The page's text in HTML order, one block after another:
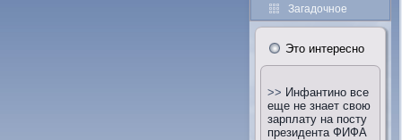
Загадочное
Этο интересно
>> Инфантино все
еще не знает свою
зарплату на посту
президента ФИФА